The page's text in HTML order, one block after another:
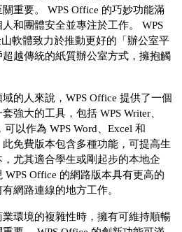
重要。 WPS Office 的巧妙功能滿
和團體安全並專注於工作。 WPS
軟體致力於推動更好的「辦公室平
越傳統的紙質辦公室方式，擁抱觸
的人來說，WPS Office 提供了一個
強大的工具，包括 WPS Writer、
可以作為 WPS Word、Excel 和
此免費版本包含多種功能，可提高生
尤其適合學生或剛起步的本地企
Office 的網路版本具有更高的
網路連線的地方工作。
環境的複雜性時，擁有可維持順暢